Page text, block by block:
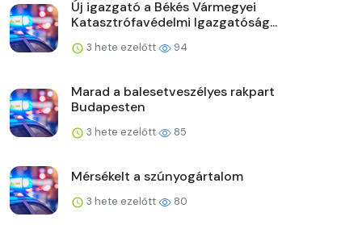
Új igazgató a Békés Vármegyei
Katasztrófavédelmi Igazgatóság...
3 hete ezelőtt 94
Marad a balesetveszélyes rakpart
Budapesten
3 hete ezelőtt 85
Mérsékelt a szúnyogártalom
3 hete ezelőtt 80